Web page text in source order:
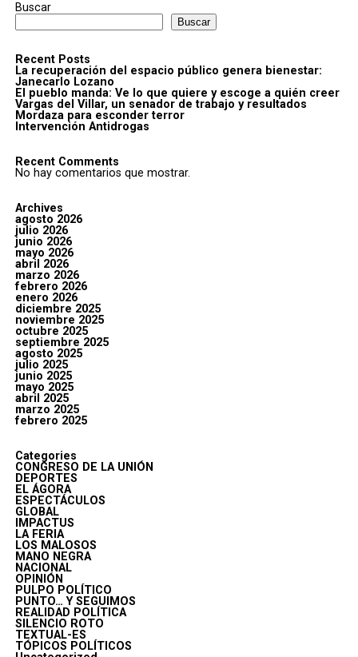
Buscar
Buscar
Recent Posts
La recuperación del espacio público genera bienestar:
Janecarlo Lozano
El pueblo manda: Ve lo que quiere y escoge a quién creer
Vargas del Villar, un senador de trabajo y resultados
Mordaza para esconder terror
Intervención Antidrogas
Recent Comments
No hay comentarios que mostrar.
Archives
agosto 2026
julio 2026
junio 2026
mayo 2026
abril 2026
marzo 2026
febrero 2026
enero 2026
diciembre 2025
noviembre 2025
octubre 2025
septiembre 2025
agosto 2025
julio 2025
junio 2025
mayo 2025
abril 2025
marzo 2025
febrero 2025
Categories
CONGRESO DE LA UNIÓN
DEPORTES
EL ÁGORA
ESPECTÁCULOS
GLOBAL
IMPACTUS
LA FERIA
LOS MALOSOS
MANO NEGRA
NACIONAL
OPINIÓN
PULPO POLÍTICO
PUNTO… Y SEGUIMOS
REALIDAD POLÍTICA
SILENCIO ROTO
TEXTUAL-ES
TÓPICOS POLÍTICOS